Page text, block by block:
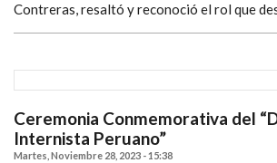
Contreras, resaltó y reconoció el rol que
Ceremonia Conmemorativa del
Internista Peruano”
Martes, Noviembre 28, 2023 - 15:38